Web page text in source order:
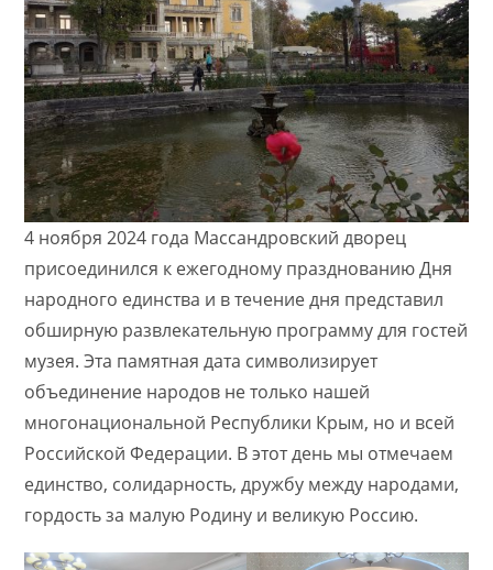
4 ноября 2024 года Массандровский дворец
присоединился к ежегодному празднованию Дня
народного единства и в течение дня представил
обширную развлекательную программу для гостей
музея. Эта памятная дата символизирует
объединение народов не только нашей
многонациональной Республики Крым, но и всей
Российской Федерации. В этот день мы отмечаем
единство, солидарность, дружбу между народами,
гордость за малую Родину и великую Россию.